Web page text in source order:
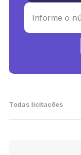
Todas licitações